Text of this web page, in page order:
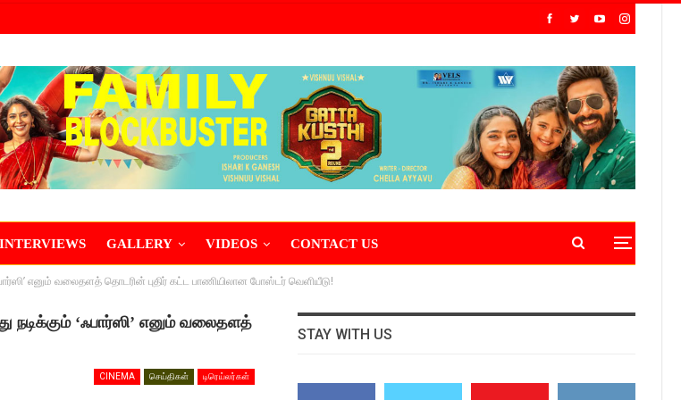
INTERVIEWS GALLERY VIDEOS CONTACT US
எனும் வலைதளத் தொடரின் புதிர் கட்ட பாணியிலான போஸ்டர் வெளியீடு!
நடிக்கும் ‘ஃபார்ஸி’ எனும் வலைதளத்
CINEMA செய்திகள் டிரெய்லர்கள்
STAY WITH US